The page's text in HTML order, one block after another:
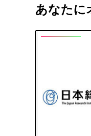
あなたに